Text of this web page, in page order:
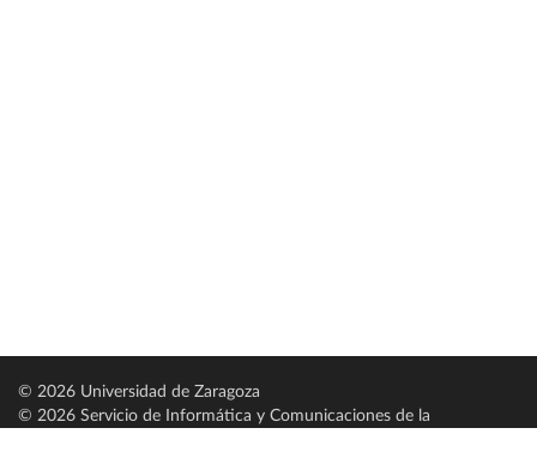
© 2026 Universidad de Zaragoza
© 2026 Servicio de Informática y Comunicaciones de la